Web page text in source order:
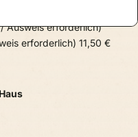
Ausweis erforderlich)
erforderlich) 11,50 €